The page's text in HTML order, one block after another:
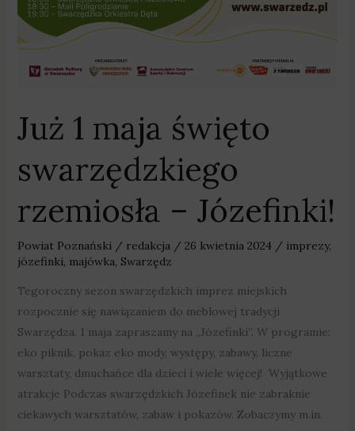
Już 1 maja święto
swarzędzkiego
rzemiosła – Józefinki!
Powiat Poznański / redakcja / 26 kwietnia 2024 / imprezy,
józefinki majówka Swarzędz
Tegoroczny sezon swarzędzkich imprez miejskich
rozpocznie się nawiązaniem do meblowej tradycji
Swarzędza. 1 maja zapraszamy na „Józefinki”. W programie:
eko piknik, pokaz eko mody, występy, zabawy, liczne
warsztaty, dmuchańce dla dzieci i wiele więcej! Wyjątkowe
atrakcje Podczas swarzędzkich Józefinek nie zabraknie
ciekawych warsztatów, zabaw i pokazów. Zobaczymy m.in.